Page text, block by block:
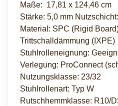
Maße: 17,81 x 124,46 cm
Stärke: 5,0 mm
Material: SPC (Rigid
Trittschalldämmung (IXPE)
Stuhlrolleneignung:
Verlegung: ProConnect
Nutzungsklasse: 23/32
Stuhlrollenart: Typ W
Rutschhemmklasse: R10/